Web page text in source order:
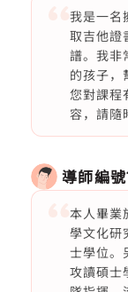
我是一名
取吉他證
譜。我非
的孩子，
您對課程
容，請隨
導師編號
本人畢業
學文化研
士學位。
攻讀碩士